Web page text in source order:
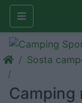
Sosta
Camping